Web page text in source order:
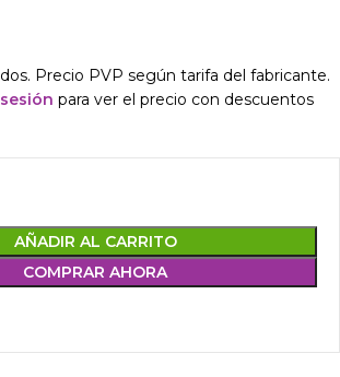
Precio PVP según tarifa del fabricante.
para ver el precio con descuentos
AÑADIR AL CARRITO
COMPRAR AHORA